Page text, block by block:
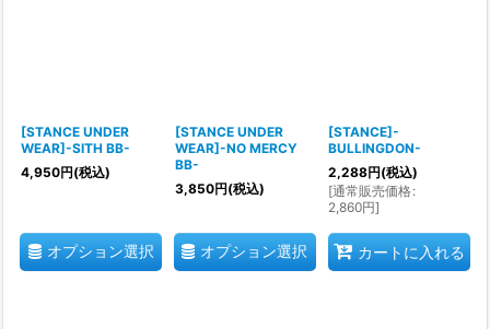
[STANCE UNDER
WEAR]-SITH BB-
4,950円(税込)
オプション選択
[STANCE UNDER
WEAR]-NO MERCY
BB-
3,850円(税込)
オプション選択
[STANCE]-
BULLINGDON-
2,288円(税込)
[通常販売価格:
2,860円]
カートに入れる